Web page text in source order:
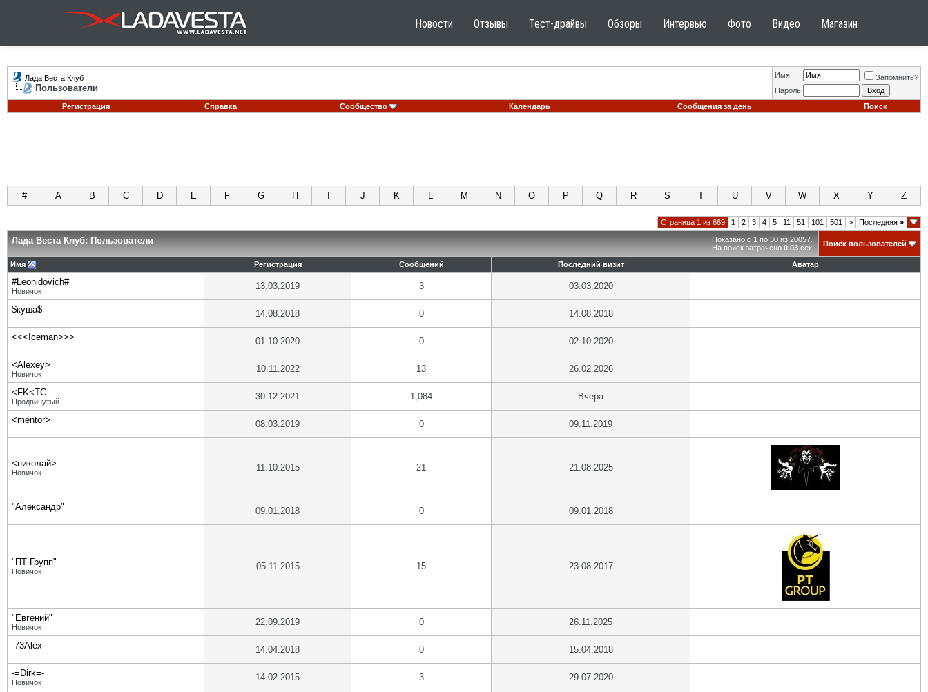
Новости Отзывы Тест-драйвы Обзоры Интервью Фото Видео Магазин
Лада Веста Клуб
Пользователи
Имя
Запомнить?
Пароль
Регистрация
Справка Сообщество Календарь Сообщения за день Поиск
# A B C D E F G H J K L M N O P Q R S T U V W X Y Z
Страница 1 из 669 1 2 3 4 5 11 51 101 501 > Последняя »
Показано с 1 по 30 из 20057.
На поиск затрачено 0.03 сек.
Лада Веста Клуб: Пользователи Поиск пользователей
Имя Регистрация Сообщений Последний визит Аватар
#Leonidovich#
Новичок 13.03.2019 3 03.03.2020
$куша$ 14.08.2018 0 14.08.2018
<<<Iceman>>> 01.10.2020 0 02.10.2020
<Alexey>
Новичок 10.11.2022 13 26.02.2026
<FK<TC
Продвинутый 30.12.2021 1,084 Вчера
<mentor> 08.03.2019 0 09.11.2019
<николай>
Новичок 11.10.2015 21 21.08.2025
"Александр" 09.01.2018 0 09.01.2018
"ПТ Групп"
Новичок 05.11.2015 15 23.08.2017
"Евгений"
Новичок 22.09.2019 0 26.11.2025
-73Alex- 14.04.2018 0 15.04.2018
-=Dirk=-
Новичок 14.02.2015 3 29.07.2020